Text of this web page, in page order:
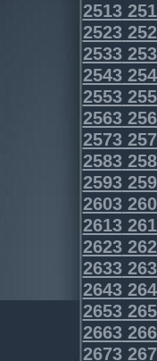
2513
2523
2533
2543
2553
2563
2573
2583
2593
2603
2613
2623
2633
2643
2653
2663
2673